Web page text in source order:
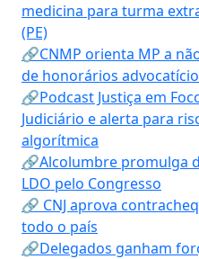
medicina para turma
(PE)
🔗CNMP orienta MP a
de honorários
🔗Podcast Justiça em
Judiciário e alerta para
algorítmica
🔗Alcolumbre promulga
LDO pelo Congresso
🔗 CNJ aprova
todo o país
🔗Delegados ganham